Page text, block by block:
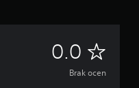
0.0 B
r
Brak ocen